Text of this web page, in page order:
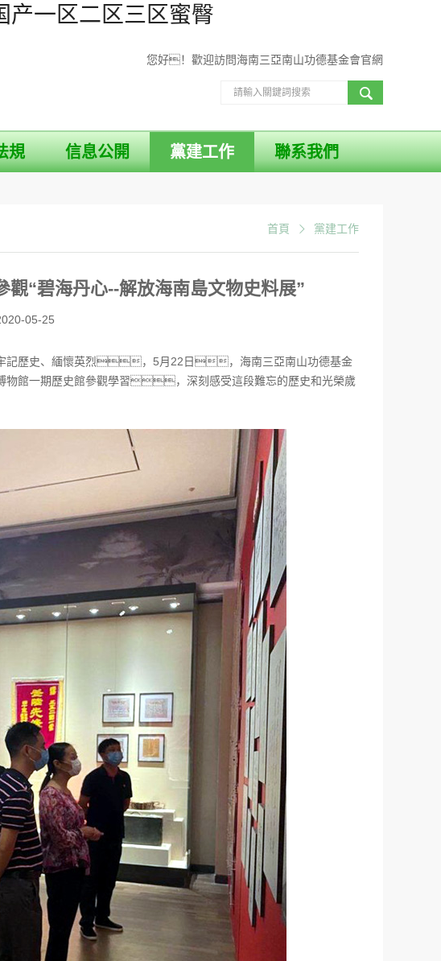
产一区二区三区蜜臀
您好！歡迎訪問海南三亞南山功德基金會官網
規 信息公開 黨建工作 聯系我們
首頁 黨建工作
“碧海丹心--解放海南島文物史料展”
05-25
史、緬懷英烈，5月22日，海南三亞南山功德基金
館一期歷史館參觀學習，深刻感受這段難忘的歷史和光榮歲